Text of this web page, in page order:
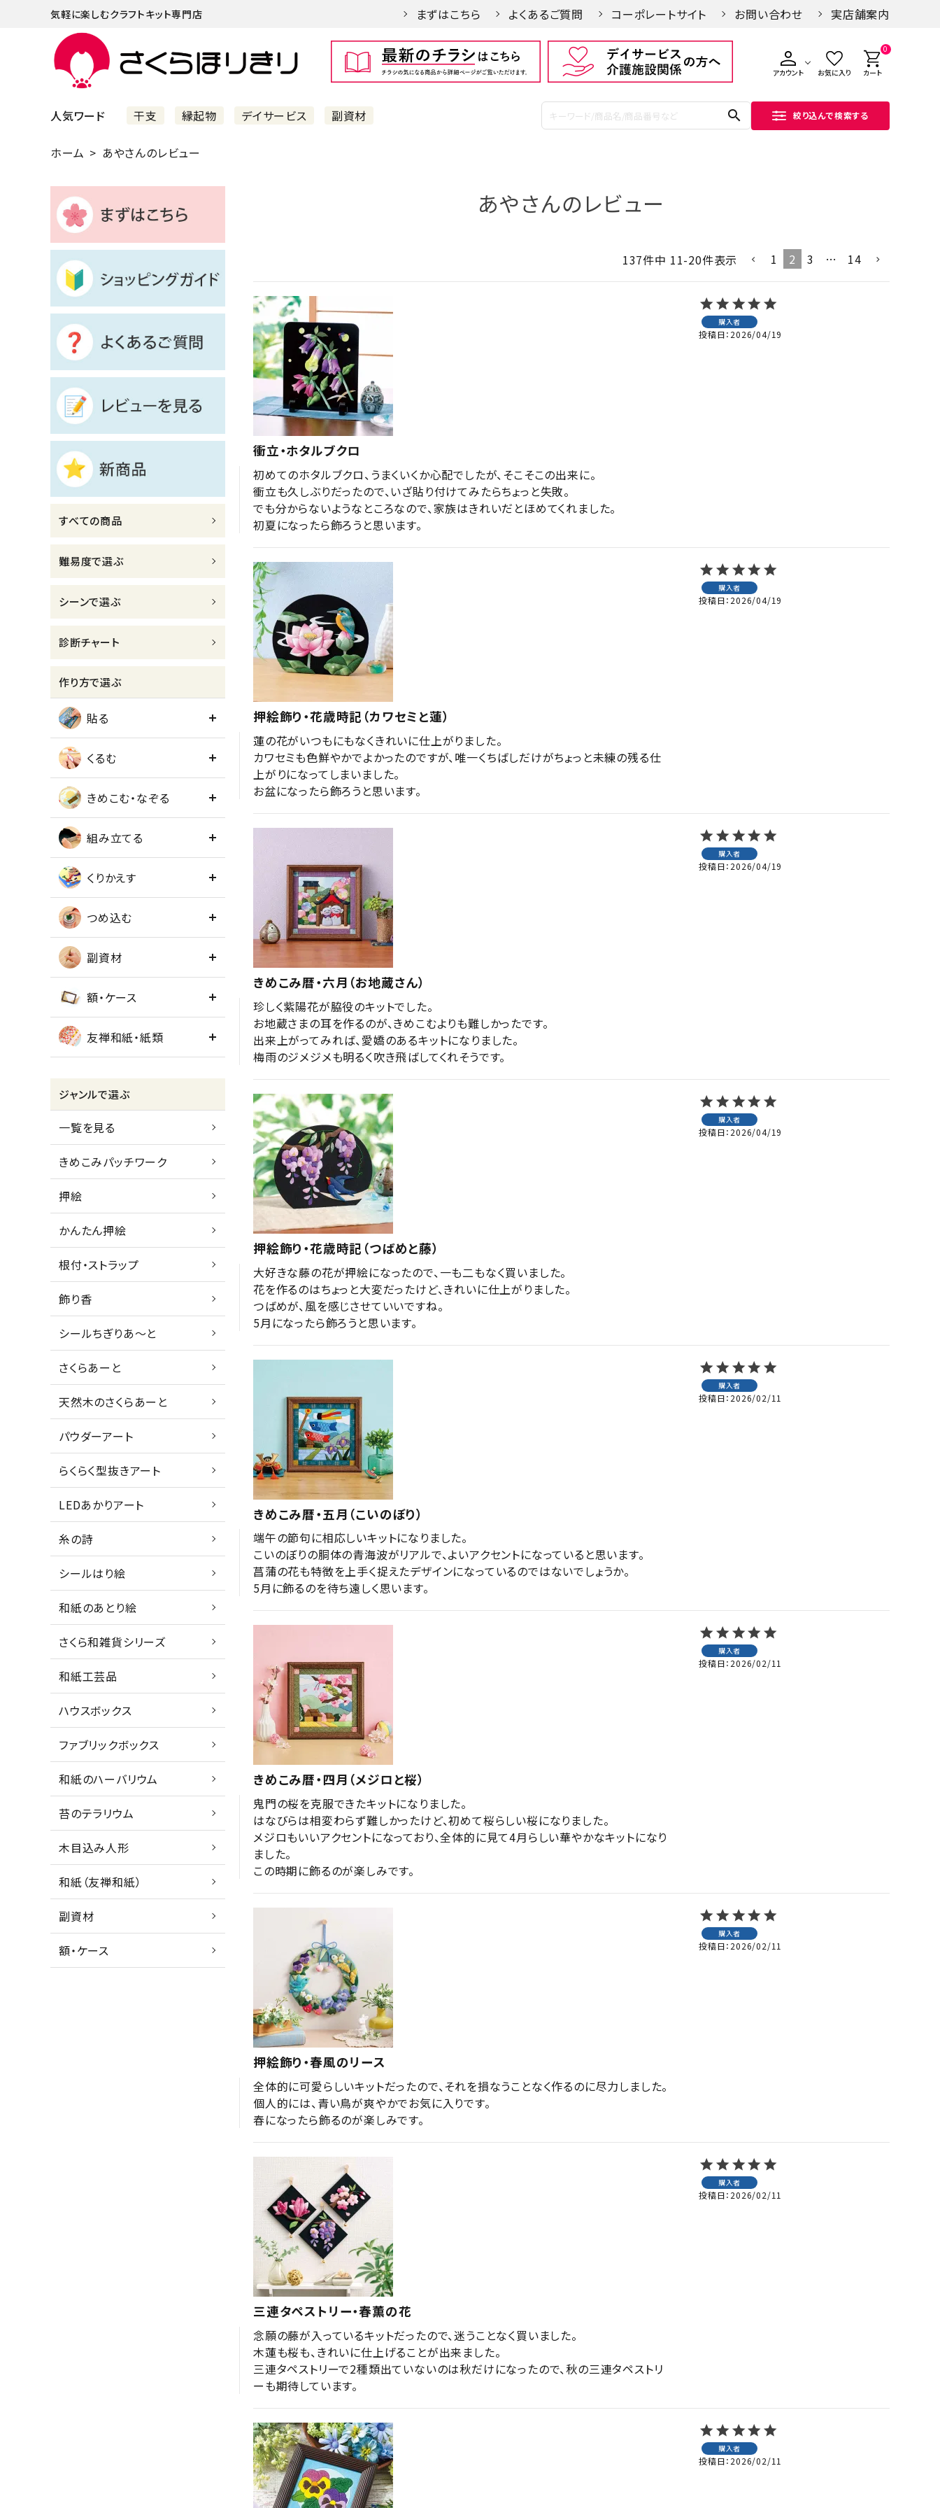
気軽に楽しむクラフトキット専門店 まずはこちら よくあるご質問 コーポレートサイト お問い合わせ 実店舗案内
アカウント お気に入り
0
カート
人気ワード 干支 縁起物 デイサービス 副資材 search 絞り込んで検索する
まずはこちら
ショッピングガイド
よくあるご質問
すべての商品
新着商品
診断チャート
ジャンルで選ぶ
レビューを見る
コーポレートサイト
実店舗案内
デイサービス／
お問い合わせ
ACCOUNT MENU
ログイン person
ホーム あやさんのレビュー
すべての商品
難易度で選ぶ
シーンで選ぶ
診断チャート
作り方で選ぶ
貼る
くるむ
きめこむ・なぞる
組み立てる
くりかえす
つめ込む
副資材
額・ケース
友禅和紙・紙類
ジャンルで選ぶ
一覧を見る
きめこみパッチワーク
押絵
かんたん押絵
根付・ストラップ
飾り香
シールちぎりあ～と
さくらあーと
天然木のさくらあーと
パウダーアート
らくらく型抜きアート
LEDあかりアート
糸の詩
シールはり絵
和紙のあとり絵
さくら和雑貨シリーズ
和紙工芸品
ハウスボックス
ファブリックボックス
和紙のハーバリウム
苔のテラリウム
木目込み人形
和紙（友禅和紙）
副資材
額・ケース
あやさんのレビュー
137件中 11-20件表示 1 2 3 … 14
衝立・ホタルブクロ
購入者
投稿日 2026/04/19
初めてのホタルブクロ、うまくいくか心配でしたが、そこそこの出来に。
衝立も久しぶりだったので、いざ貼り付けてみたらちょっと失敗。
でも分からないようなところなので、家族はきれいだとほめてくれました。
初夏になったら飾ろうと思います。
押絵飾り・花歳時記（カワセミと蓮）
購入者
投稿日 2026/04/19
蓮の花がいつもにもなくきれいに仕上がりました。
カワセミも色鮮やかでよかったのですが、唯一くちばしだけがちょっと未練の残る仕
上がりになってしまいました。
お盆になったら飾ろうと思います。
きめこみ暦・六月（お地蔵さん）
購入者
投稿日 2026/04/19
珍しく紫陽花が脇役のキットでした。
お地蔵さまの耳を作るのが、きめこむよりも難しかったです。
出来上がってみれば、愛嬌のあるキットになりました。
梅雨のジメジメも明るく吹き飛ばしてくれそうです。
押絵飾り・花歳時記（つばめと藤）
購入者
投稿日 2026/04/19
大好きな藤の花が押絵になったので、一も二もなく買いました。
花を作るのはちょっと大変だったけど、きれいに仕上がりました。
つばめが、風を感じさせていいですね。
きめこみ暦・五月（こいのぼり）
購入者
投稿日 2026/02/11
端午の節句に相応しいキットになりました。
こいのぼりの胴体の青海波がリアルで、よいアクセントになっていると思います。
菖蒲の花も特徴を上手く捉えたデザインになっているのではないでしょうか。
5月に飾るのを待ち遠しく思います。
きめこみ暦・四月（メジロと桜）
購入者
投稿日 2026/02/11
鬼門の桜を克服できたキットになりました。
はなびらは相変わらず難しかったけど、初めて桜らしい桜になりました。
メジロもいいアクセントになっており、全体的に見て4月らしい華やかなキットになり
ました。
この時期に飾るのが楽しみです。
押絵飾り・春風のリース
購入者
投稿日 2026/02/11
全体的に可愛らしいキットだったので、それを損なうことなく作るのに尽力しました。
個人的には、青い鳥が爽やかでお気に入りです。
春になったら飾るのが楽しみです。
三連タペストリー・春薫の花
購入者
投稿日 2026/02/11
念願の藤が入っているキットだったので、迷うことなく買いました。
木蓮も桜も、きれいに仕上げることが出来ました。
三連タペストリーで2種類出ていないのは秋だけになったので、秋の三連タペストリ
ーも期待しています。
購入者
投稿日 2026/02/11